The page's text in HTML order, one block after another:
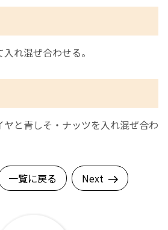
れ混ぜ合わせる。
と青しそ・ナッツを入れ混ぜ合わ
一覧に戻る Next